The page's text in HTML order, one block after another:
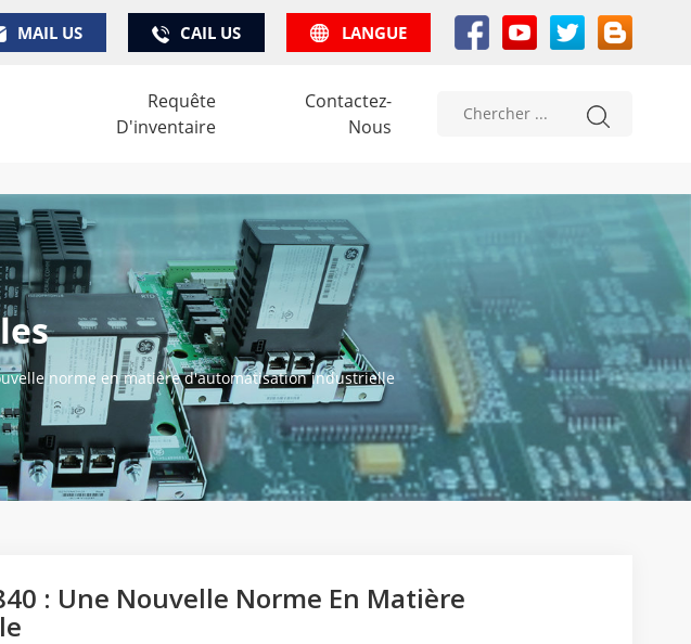
MAIL US CAIL US LANGUE
Requête
D'inventaire
Contactez-
Nous
norme en matière d'automatisation industrielle
: Une Nouvelle Norme En Matière